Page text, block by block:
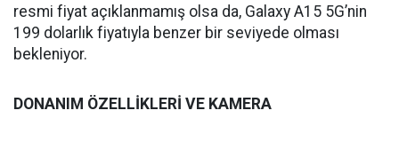
resmi fiyat açıklanmamış olsa da, Galaxy A15 5G’nin
199 dolarlık fiyatıyla benzer bir seviyede olması
bekleniyor.
DONANIM ÖZELLİKLERİ VE KAMERA